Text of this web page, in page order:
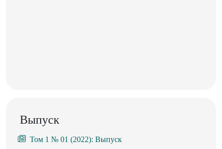
Выпуск
Том 1 № 01 (2022): Выпуск